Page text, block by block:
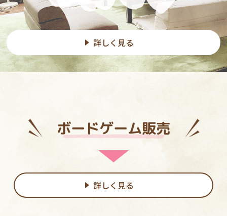
詳しく見る
ボードゲーム販売
詳しく見る